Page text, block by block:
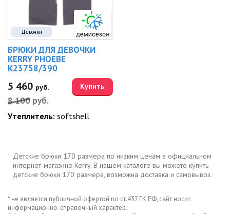
Девочки
БРЮКИ ДЛЯ ДЕВОЧКИ
KERRY PHOEBE
K23758/390
5 460 руб.
8 100 руб.
Купить
Утеплитель:softshell
Детские брюки 170 размера по низким ценам в официальном
интернет-магазине Kerry. В нашем каталоге вы можете купить
детские брюки 170 размера, возможна доставка и самовывоз.
* не является публичной офертой по ст.437 ГК РФ, сайт носит
информационно-справочный характер.